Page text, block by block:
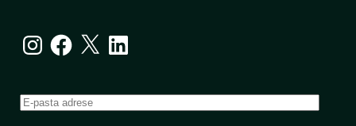
InstagramFacebook
X LinkedIn
E-